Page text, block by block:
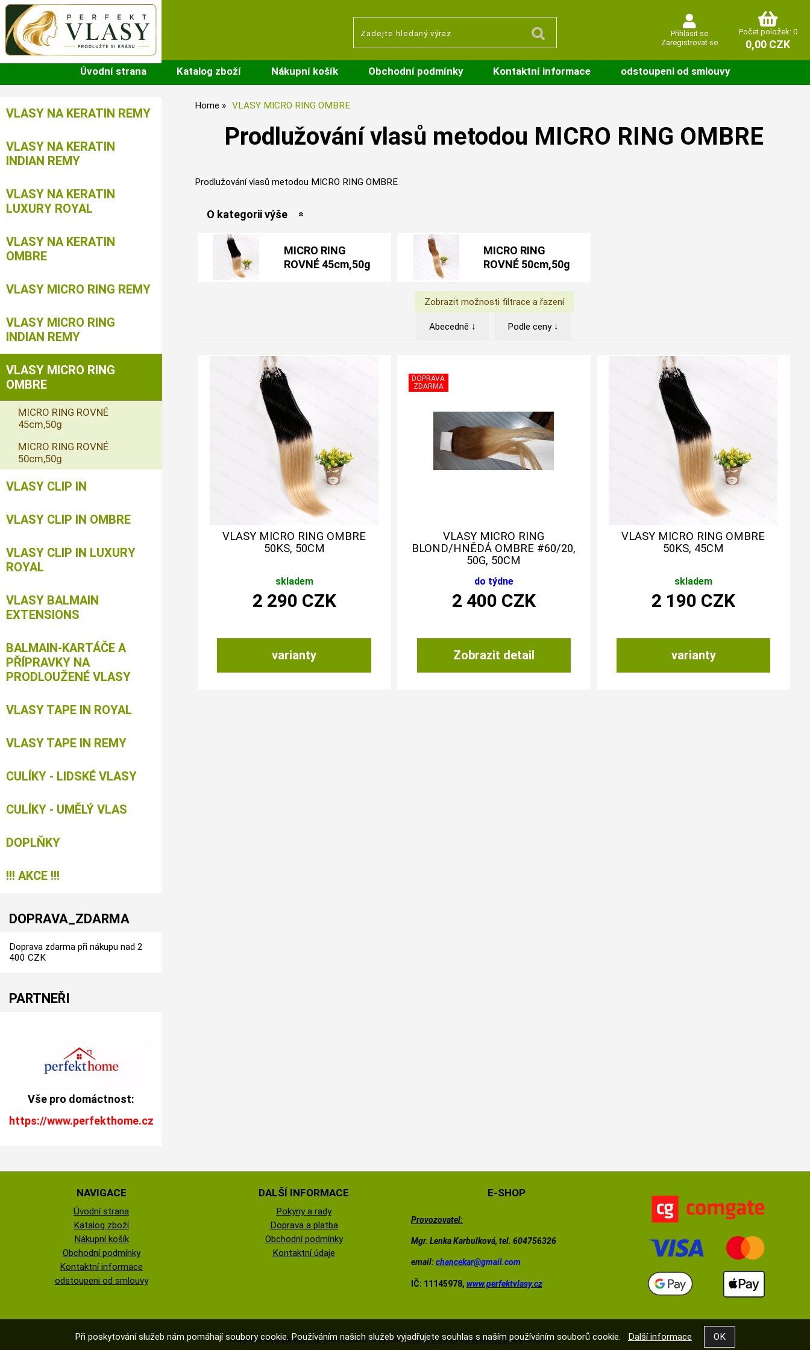
Počet položek: 0
0,00 CZK
Přihlásit se
Zaregistrovat se
Úvodní strana Katalog zboží Nákupní košík Obchodní podmínky Kontaktní informace odstoupeni od smlouvy
Home VLASY MICRO RING OMBRE
Prodlužování vlasů metodou MICRO RING OMBRE
Prodlužování vlasů metodou MICRO RING OMBRE
O kategorii výše
MICRO RING
ROVNÉ 45cm,50g
MICRO RING
ROVNÉ 50cm,50g
Abecedně ↓ Podle ceny ↓
VLASY MICRO RING OMBRE
50KS, 50CM
skladem
varianty
2 290 CZK
VLASY MICRO RING
BLOND/HNĚDÁ OMBRE #60/20,
50G, 50CM
do týdne
Zobrazit detail
2 400 CZK
VLASY MICRO RING OMBRE
50KS, 45CM
skladem
varianty
2 190 CZK
VLASY NA KERATIN REMY
VLASY NA KERATIN
INDIAN REMY
VLASY NA KERATIN
LUXURY ROYAL
VLASY NA KERATIN
OMBRE
VLASY MICRO RING REMY
VLASY MICRO RING
INDIAN REMY
VLASY MICRO RING
OMBRE
MICRO RING ROVNÉ
45cm,50g
MICRO RING ROVNÉ
50cm,50g
VLASY CLIP IN
VLASY CLIP IN OMBRE
VLASY CLIP IN LUXURY
ROYAL
VLASY BALMAIN
EXTENSIONS
BALMAIN-KARTÁČE A
PŘÍPRAVKY NA
PRODLOUŽENÉ VLASY
VLASY TAPE IN ROYAL
VLASY TAPE IN REMY
CULÍKY - LIDSKÉ VLASY
CULÍKY - UMĚLÝ VLAS
DOPLŇKY
!!! AKCE !!!
DOPRAVA_ZDARMA
Doprava zdarma při nákupu nad 2
400 CZK
PARTNEŘI
Vše pro domáctnost:
https://www.perfekthome.cz
NAVIGACE
Úvodní strana
Katalog zboží
Nákupní košík
Obchodní podmínky
Kontaktní informace
odstoupeni od smlouvy
DALŠÍ INFORMACE
Pokyny a rady
Doprava a platba
Obchodní podmínky
Kontaktní údaje
E-SHOP
Provozovatel:
Mgr. Lenka Karbulková, tel. 604756326
email:chancekar@gmail.com
IČ: 11145978, www.perfektvlasy.cz
Copyright ©perfektvlasy.cz,provozováno na systémutvorba e-shopuapronájem e-shopuShop5.cz
Při poskytování služeb nám pomáhají soubory cookie. Používáním našich služeb vyjadřujete souhlas s naším používáním souborů cookie. Další informace